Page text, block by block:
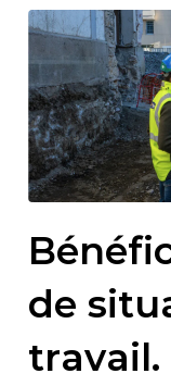
de
travail.